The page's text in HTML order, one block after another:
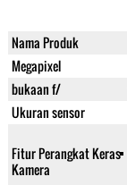
Nama Produk
Megapixel
bukaan f/
Ukuran sensor
Fitur Perangkat Keras
Kamera